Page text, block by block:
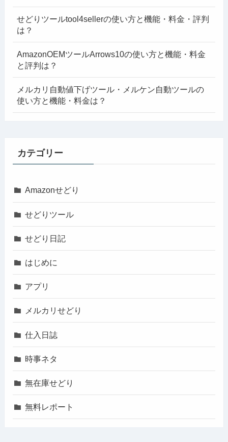
せどりツールtool4sellerの使い方と機能・料金・評判
は？
AmazonOEMツールArrows10の使い方と機能・料金
と評判は？
メルカリ自動値下げツール・メルケン自動ツールの
使い方と機能・料金は？
カテゴリー
Amazonせどり
せどりツール
せどり日記
はじめに
アプリ
メルカリせどり
仕入日誌
時事ネタ
無在庫せどり
無料レポート